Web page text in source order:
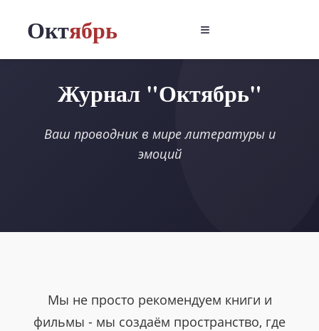
Октябрь ≡
Журнал "Октябрь"
Ваш проводник в мире литературы и
эмоций
Мы не просто рекомендуем книги и
фильмы - мы создаём пространство, где